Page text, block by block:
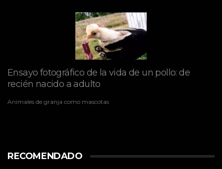
Ensayo fotográfico de la vida de un pollo: de
recién nacido a adulto
Animales de granja como mascotas
RECOMENDADO